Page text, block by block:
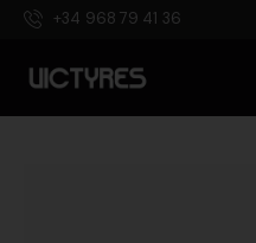
+34 968 79 41 36